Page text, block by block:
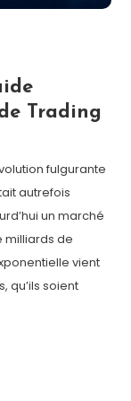
Trading
fulgurante
autrefois
un marché
milliards de
vient
qu’ils soient